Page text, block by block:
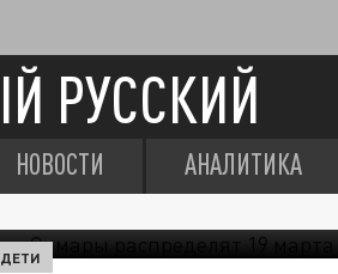
РУССКИЙ
НОВОСТИ АНАЛИТИКА
ДЕТИ